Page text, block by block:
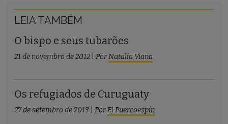
LEIA TAMBÉM
O bispo e seus tubarões
21 de novembro de 2012 PorNatalia Viana
Os refugiados de Curuguaty
27 de setembro de 2013 PorEl Puercoespín